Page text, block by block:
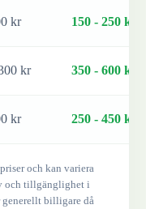
kr 150 - 250 kr
kr 350 - 600 kr
kr 250 - 450 kr
och kan variera
och tillgänglighet i
generellt billigare då